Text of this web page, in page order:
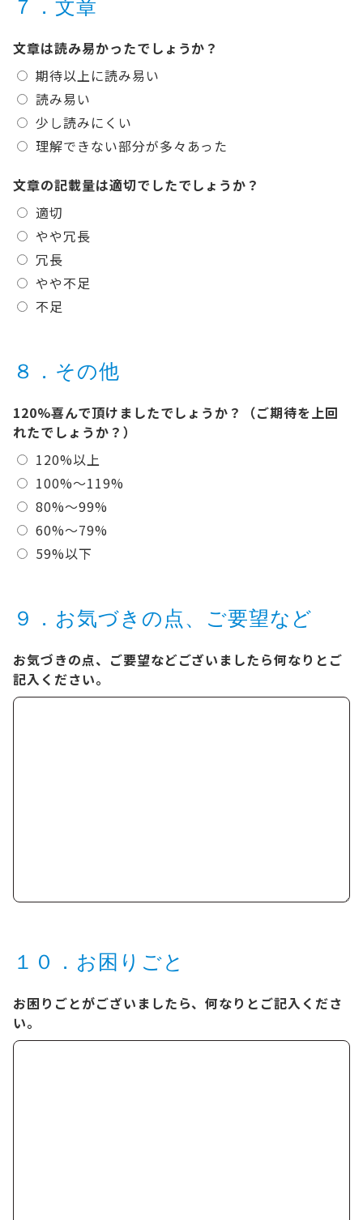
７．文章
文章は読み易かったでしょうか？
期待以上に読み易い
読み易い
少し読みにくい
理解できない部分が多々あった
文章の記載量は適切でしたでしょうか？
適切
やや冗長
冗長
やや不足
不足
８．その他
120%喜んで頂けましたでしょうか？（ご期待を上回
れたでしょうか？）
120%以上
100%～119%
80%～99%
60%～79%
59%以下
９．お気づきの点、ご要望など
お気づきの点、ご要望などございましたら何なりとご
記入ください。
１０．お困りごと
お困りごとがございましたら、何なりとご記入くださ
い。